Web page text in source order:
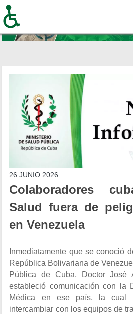
Inicio
26 JUNIO 2026
Colaboradores
Salud fuera de
en Venezuela
Inmediatamente que se conoció
República Bolivariana de
Pública de Cuba, Doctor José
estableció comunicación con la
Médica en ese país, la cual
intercambiar con los equipos de